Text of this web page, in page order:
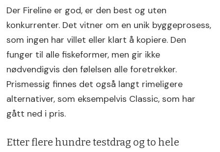
Der Fireline er god, er den best og uten
konkurrenter. Det vitner om en unik byggeprosess,
som ingen har villet eller klart å kopiere. Den
funger til alle fiskeformer, men gir ikke
nødvendigvis den følelsen alle foretrekker.
Prismessig finnes det også langt rimeligere
alternativer, som eksempelvis Classic, som har
gått ned i pris.
Etter flere hundre testdrag og to hele